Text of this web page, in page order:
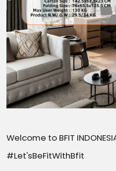
Welcome to BFIT
#Let'sBeFitWithBfit